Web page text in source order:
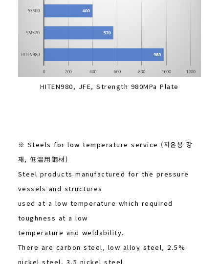
HITEN980, JFE, Strength 980MPa Plate
※ Steels for low temperature service (저온용 강
재, 低溫用鋼材)
Steel products manufactured for the pressure
vessels and structures
used at a low temperature which required
toughness at a low
temperature and weldability.
There are carbon steel, low alloy steel, 2.5%
nickel steel, 3.5 nickel steel